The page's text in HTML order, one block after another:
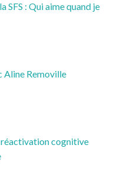
SFS : Qui aime quand je
Aline Removille
réactivation cognitive